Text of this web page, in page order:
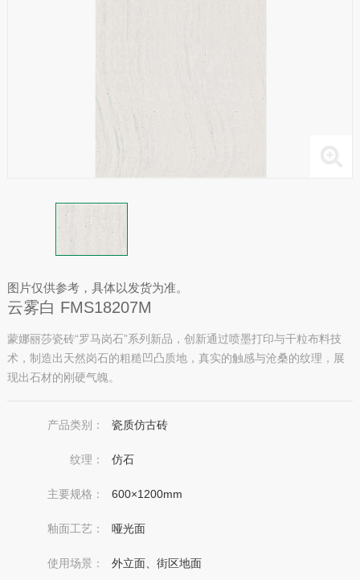
图片仅供参考，具体以发货为准。
云雾白 FMS18207M
蒙娜丽莎瓷砖“罗马岗石”系列新品，创新通过喷墨打印与干粒布料技
术，制造出天然岗石的粗糙凹凸质地，真实的触感与沧桑的纹理，展
现出石材的刚硬气魄。
产品类别： 瓷质仿古砖
纹理： 仿石
主要规格： 600×1200mm
釉面工艺： 哑光面
使用场景： 外立面、街区地面